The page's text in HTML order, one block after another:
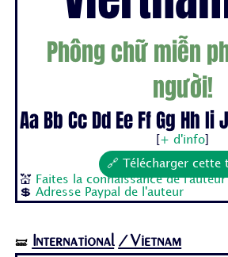
Phông chữ miễn
người!
Aa Bb Cc Dd Ee Ff Gg Hh
+ d'info
🔗 Télécharger cette
💒
Faites la connaissance de
💲Adresse Paypal de l'auteur
🝛 International /Vietnam